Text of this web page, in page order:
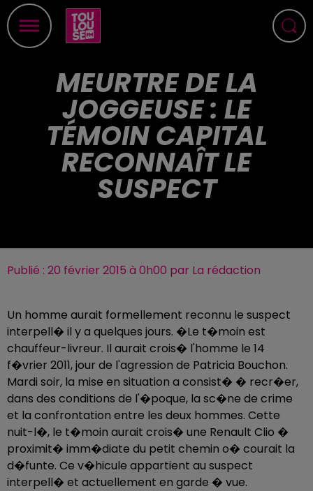
MEURTRE DE LA
JOGGEUSE : LE
TÉMOIN CAPITAL
RECONNAÎT LE
SUSPECT
Publié : 20 février 2015 à 0h00 par La rédaction
Un homme aurait formellement reconnu le suspect
interpell� il y a quelques jours. �Le t�moin est
chauffeur-livreur. Il aurait crois� l'homme le 14
f�vrier 2011, jour de l'agression de Patricia Bouchon.
Mardi soir, la mise en situation a consist� � recr�er,
dans des conditions de l'�poque, la sc�ne de crime
et la confrontation entre les deux hommes. Cette
nuit-l�, le t�moin aurait crois� une Renault Clio �
proximit� imm�diate du petit chemin o� courait la
d�funte. Ce v�hicule appartient au suspect
interpell� et actuellement en garde � vue.